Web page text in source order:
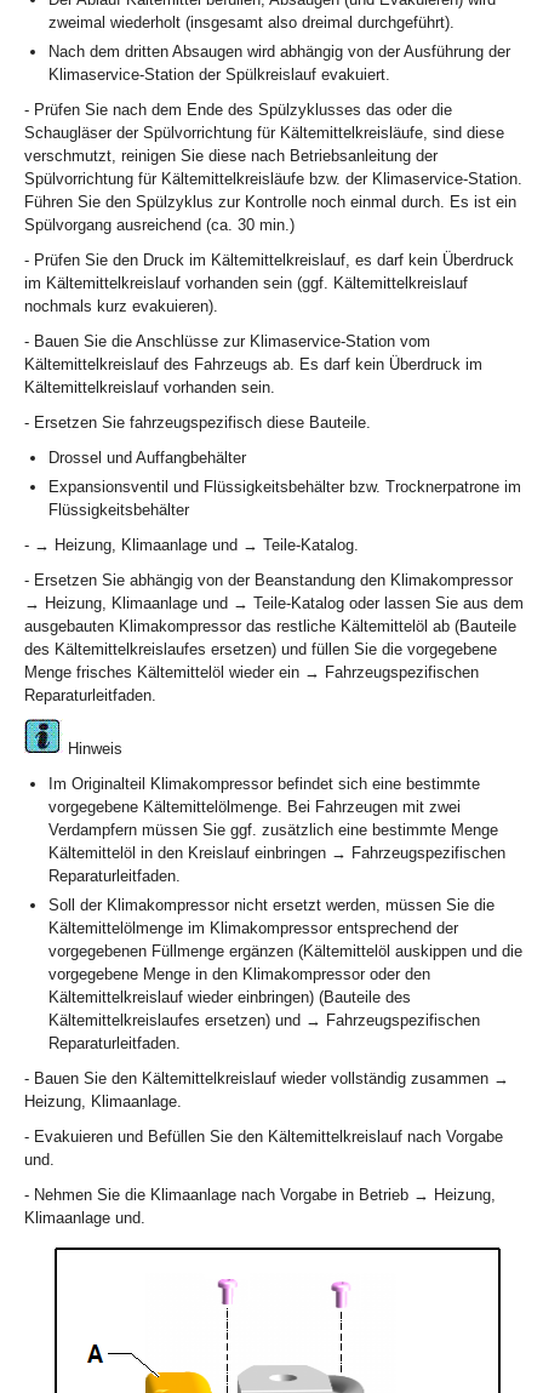
zweimal wiederholt (insgesamt also dreimal durchgeführt).
Nach dem dritten Absaugen wird abhängig von der Ausführung der
Klimaservice-Station der Spülkreislauf evakuiert.
- Prüfen Sie nach dem Ende des Spülzyklusses das oder die
Schaugläser der Spülvorrichtung für Kältemittelkreisläufe, sind diese
verschmutzt, reinigen Sie diese nach Betriebsanleitung der
Spülvorrichtung für Kältemittelkreisläufe bzw. der Klimaservice-Station.
Führen Sie den Spülzyklus zur Kontrolle noch einmal durch. Es ist ein
Spülvorgang ausreichend (ca. 30 min.)
- Prüfen Sie den Druck im Kältemittelkreislauf, es darf kein Überdruck
im Kältemittelkreislauf vorhanden sein (ggf. Kältemittelkreislauf
nochmals kurz evakuieren).
- Bauen Sie die Anschlüsse zur Klimaservice-Station vom
Kältemittelkreislauf des Fahrzeugs ab. Es darf kein Überdruck im
Kältemittelkreislauf vorhanden sein.
- Ersetzen Sie fahrzeugspezifisch diese Bauteile.
Drossel und Auffangbehälter
Expansionsventil und Flüssigkeitsbehälter bzw. Trocknerpatrone im
Flüssigkeitsbehälter
- → Heizung, Klimaanlage und → Teile-Katalog.
- Ersetzen Sie abhängig von der Beanstandung den Klimakompressor
→ Heizung, Klimaanlage und → Teile-Katalog oder lassen Sie aus dem
ausgebauten Klimakompressor das restliche Kältemittelöl ab (Bauteile
des Kältemittelkreislaufes ersetzen) und füllen Sie die vorgegebene
Menge frisches Kältemittelöl wieder ein → Fahrzeugspezifischen
Reparaturleitfaden.
Hinweis
Im Originalteil Klimakompressor befindet sich eine bestimmte
vorgegebene Kältemittelölmenge. Bei Fahrzeugen mit zwei
Verdampfern müssen Sie ggf. zusätzlich eine bestimmte Menge
Kältemittelöl in den Kreislauf einbringen → Fahrzeugspezifischen
Reparaturleitfaden.
Soll der Klimakompressor nicht ersetzt werden, müssen Sie die
Kältemittelölmenge im Klimakompressor entsprechend der
vorgegebenen Füllmenge ergänzen (Kältemittelöl auskippen und die
vorgegebene Menge in den Klimakompressor oder den
Kältemittelkreislauf wieder einbringen) (Bauteile des
Kältemittelkreislaufes ersetzen) und → Fahrzeugspezifischen
Reparaturleitfaden.
- Bauen Sie den Kältemittelkreislauf wieder vollständig zusammen →
Heizung, Klimaanlage.
- Evakuieren und Befüllen Sie den Kältemittelkreislauf nach Vorgabe
und.
- Nehmen Sie die Klimaanlage nach Vorgabe in Betrieb → Heizung,
Klimaanlage und.